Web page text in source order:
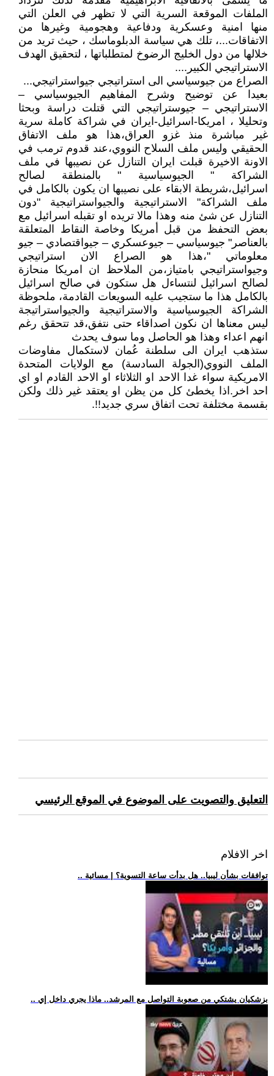
الملفات الموقعة السرية التي لا تظهر في العلن التي
منها امنية وعسكرية ودفاعية وهجومية وغيرها من
الاتفاقات...، تلك هي سياسة الدبلوماسك ، حيث تريد من
خلالها من دول الخليج الرضوخ لمتطلباتها ، لتحقيق الهدف
الاستراتيجي الكبير....
الصراع من جيوسياسي الى استراتيجي جيواستراتيجي...
بعيدا عن توضيح وشرح المفاهيم الجيوسياسي –
الاستراتيجي – جيوستراتيجي التي قتلت دراسة وبحثا
وتحليلا ، امريكا-اسرائيل-ايران في شراكة كاملة سرية
غير مباشرة منذ غزو العراق،هذا هو ملف الاتفاق
الحقيقي وليس ملف السلاح النووي،عند قدوم ترمب في
الاونة الاخيرة قبلت ايران التنازل عن نصيبها في ملف
الشراكة " الجيوسياسية " بالمنطقة لصالح
اسرائيل،شريطة الابقاء على نصيبها ان يكون بالكامل في
ملف الشراكة" الاستراتيجية والجيواستراتيجية "دون
التنازل عن شئ منه وهذا مالا تريده او تقبله اسرائيل مع
بعض التحفظ من قبل أمريكا وخاصة النقاط المتعلقة
بالعناصر" جيوسياسي – جيوعسكري – جيواقتصادي – جيو
معلوماتي "،هذا هو الصراع الان استراتيجي
وجيواستراتيجي بامتياز،من الملاحظ ان امريكا منحازة
لصالح اسرائيل لنتساءل هل ستكون في صالح اسرائيل
بالكامل هذا ما ستجيب عليه السويعات القادمة، ملحوظة
الشراكة الجيوسياسية والاستراتيجية والجيواستراتيجة
ليس معناها ان نكون اصداقاء حتى نتفق،قد تتحقق رغم
انهم اعداء وهذا هو الحاصل وما سوف يحدث
ستذهب ايران الى سلطنة عُمان لاستكمال مفاوضات
الملف النووي(الجولة السادسة) مع الولايات المتحدة
الامريكية سواء غدا الاحد او الثلاثاء او الاحد القادم او اي
احد اخر.اذا يخطئ كل من يظن او يعتقد غير ذلك ولكن
بقسمة مختلفة تحت اتفاق سري جديد!!.
التعليق والتصويت على الموضوع في الموقع الرئيسي
اخر الافلام
.. توافقات بشأن ليبيا.. هل بدأت ساعة التسوية؟ | مسائية
.. بزشكيان يشتكي من صعوبة التواصل مع المرشد.. ماذا يجري داخل إي